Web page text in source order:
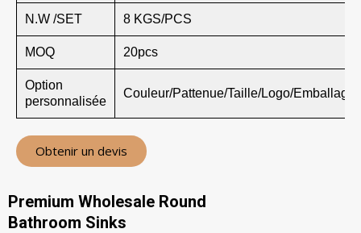
N.W /SET 8 KGS/PCS
MOQ 20pcs
Option
personnalisée
Couleur/Pattenue/Taille/Logo/Emballage
Obtenir un devis
Premium Wholesale Round
Bathroom Sinks